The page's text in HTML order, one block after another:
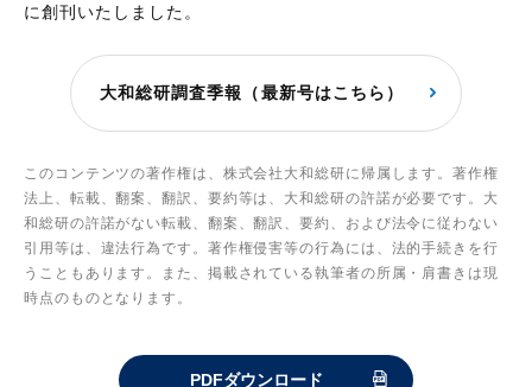
に創刊いたしました。
大和総研調査季報（最新号はこちら）
このコンテンツの著作権は、株式会社大和総研に帰属します。著作権
法上、転載、翻案、翻訳、要約等は、大和総研の許諾が必要です。大
和総研の許諾がない転載、翻案、翻訳、要約、および法令に従わない
引用等は、違法行為です。著作権侵害等の行為には、法的手続きを行
うこともあります。また、掲載されている執筆者の所属・肩書きは現
時点のものとなります。
PDFダウンロード